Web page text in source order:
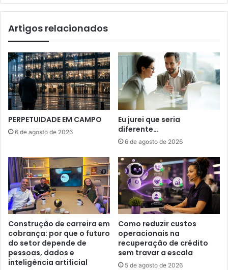
Artigos relacionados
PERPETUIDADE EM CAMPO
6 de agosto de 2026
Eu jurei que seria
diferente…
6 de agosto de 2026
Construção de carreira em
cobrança: por que o futuro
do setor depende de
pessoas, dados e
inteligência artificial
Como reduzir custos
operacionais na
recuperação de crédito
sem travar a escala
5 de agosto de 2026